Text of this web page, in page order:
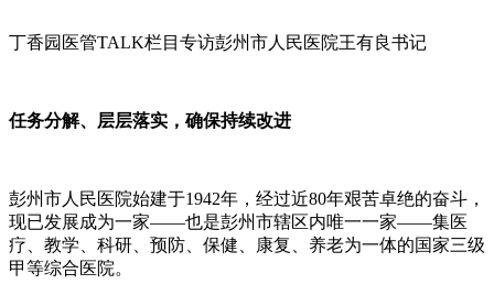
丁香园医管TALK栏目专访彭州市人民医院王有良书记
任务分解、层层落实，确保持续改进
彭州市人民医院始建于1942年，经过近80年艰苦卓绝的奋斗，
现已发展成为一家——也是彭州市辖区内唯一一家——集医
疗、教学、科研、预防、保健、康复、养老为一体的国家三级
甲等综合医院。